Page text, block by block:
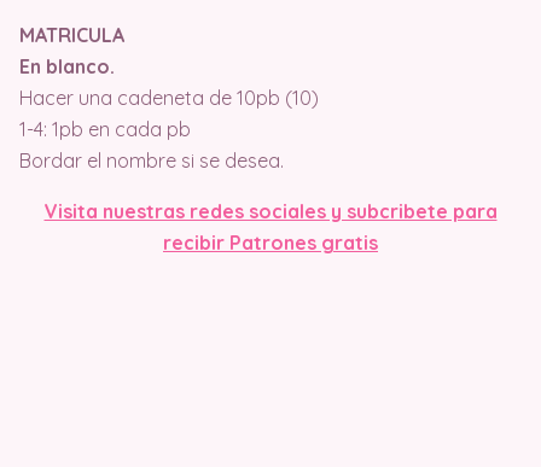
MATRICULA
En blanco.
Hacer una cadeneta de 10pb (10)
1-4: 1pb en cada pb
Bordar el nombre si se desea.
Visita nuestras redes sociales y subcribete para
recibir Patrones gratis